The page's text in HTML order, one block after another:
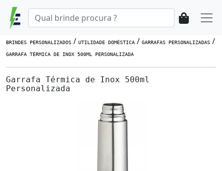
BRINDES PERSONALIZADOS / UTILIDADE DOMÉSTICA / GARRAFAS PERSONALIZADAS /
GARRAFA TÉRMICA DE INOX 500ML PERSONALIZADA
Garrafa Térmica de Inox 500ml
Personalizada